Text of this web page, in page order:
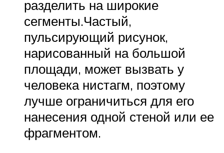
разделить на широкие
сегменты.Частый,
пульсирующий рисунок,
нарисованный на большой
площади, может вызвать у
человека нистагм, поэтому
лучше ограничиться для его
нанесения одной стеной или ее
фрагментом.